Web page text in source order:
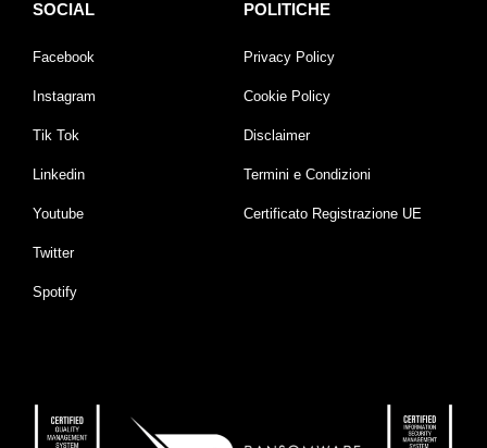
SOCIAL
Facebook
Instagram
Tik Tok
Linkedin
Youtube
Twitter
Spotify
POLITICHE
Privacy Policy
Cookie Policy
Disclaimer
Termini e Condizioni
Certificato Registrazione UE